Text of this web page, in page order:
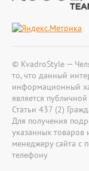
© KvadroStyle —
то, что данный
информационный
является
Статьи 437 (2)
Для получения
указанных товаров
менеджеру сайта с
телефону